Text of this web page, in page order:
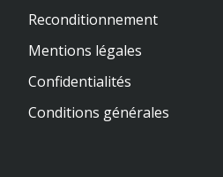
Reconditionnement
Mentions légales
Confidentialités
Conditions générales